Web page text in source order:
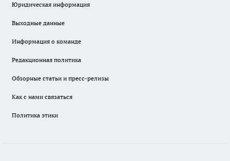
Юридическая информация
Выходные данные
Информация о команде
Редакционная политика
Обзорные статьи и пресс-релизы
Как с нами связаться
Политика этики